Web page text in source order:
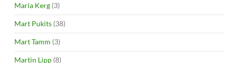
Maria Kerg (3)
Mart Pukits (38)
Mart Tamm (3)
Martin Lipp (8)